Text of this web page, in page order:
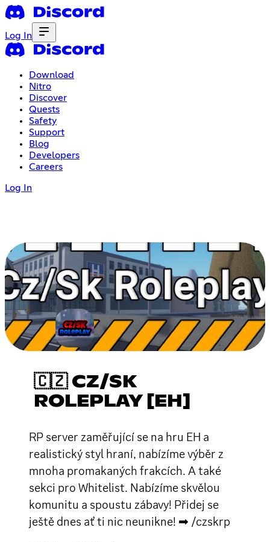
Log In
Download
Nitro
Discover
Quests
Safety
Support
Blog
Developers
Careers
Log In
🇨🇿 CZ/SK
ROLEPLAY [EH]
RP server zaměřující se na hru EH a
realistický styl hraní, nabízíme výběr z
mnoha promakaných frakcích. A také
sekci pro Whitelist. Nabízíme skvělou
komunitu a spoustu zábavy! Přidej se
ještě dnes ať ti nic neunikne! ➡ /czskrp